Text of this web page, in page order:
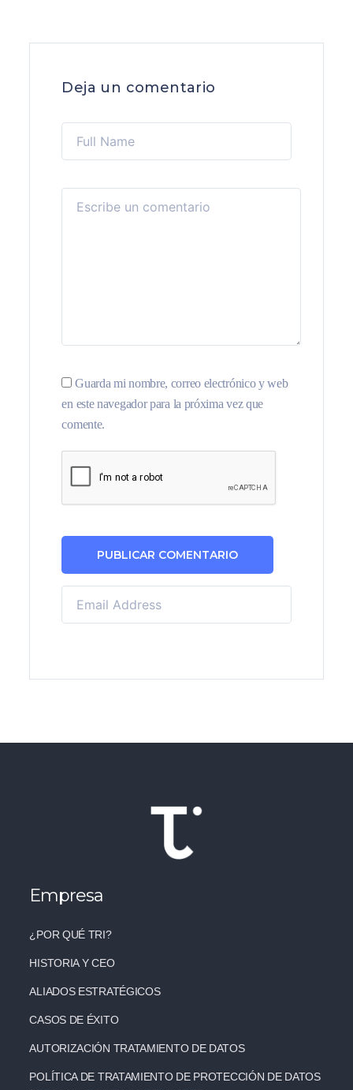
Deja un comentario
Guarda mi nombre, correo electrónico y web
en este navegador para la próxima vez que
comente.
Empresa
¿POR QUÉ TRI?
HISTORIA Y CEO
ALIADOS ESTRATÉGICOS
CASOS DE ÉXITO
AUTORIZACIÓN TRATAMIENTO DE DATOS
POLÍTICA DE TRATAMIENTO DE PROTECCIÓN DE DATOS